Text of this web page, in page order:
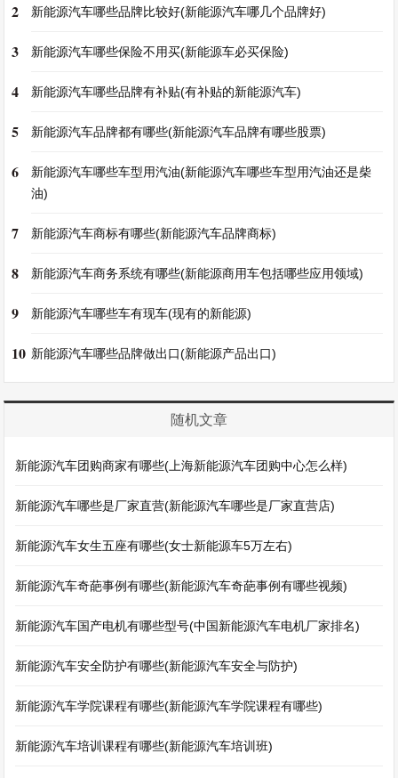
2 新能源汽车哪些品牌比较好(新能源汽车哪几个品牌好)
3 新能源汽车哪些保险不用买(新能源车必买保险)
4 新能源汽车哪些品牌有补贴(有补贴的新能源汽车)
5 新能源汽车品牌都有哪些(新能源汽车品牌有哪些股票)
6
新能源汽车哪些车型用汽油(新能源汽车哪些车型用汽油还是柴
油)
7 新能源汽车商标有哪些(新能源汽车品牌商标)
8 新能源汽车商务系统有哪些(新能源商用车包括哪些应用领域)
9 新能源汽车哪些车有现车(现有的新能源)
10 新能源汽车哪些品牌做出口(新能源产品出口)
随机文章
新能源汽车团购商家有哪些(上海新能源汽车团购中心怎么样)
新能源汽车哪些是厂家直营(新能源汽车哪些是厂家直营店)
新能源汽车女生五座有哪些(女士新能源车5万左右)
新能源汽车奇葩事例有哪些(新能源汽车奇葩事例有哪些视频)
新能源汽车国产电机有哪些型号(中国新能源汽车电机厂家排名)
新能源汽车安全防护有哪些(新能源汽车安全与防护)
新能源汽车学院课程有哪些(新能源汽车学院课程有哪些)
新能源汽车培训课程有哪些(新能源汽车培训班)